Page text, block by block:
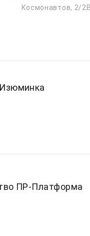
Космонавтов, 2/2В
ПР-Платформа